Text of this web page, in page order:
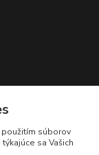
použitím súborov
sa Vašich